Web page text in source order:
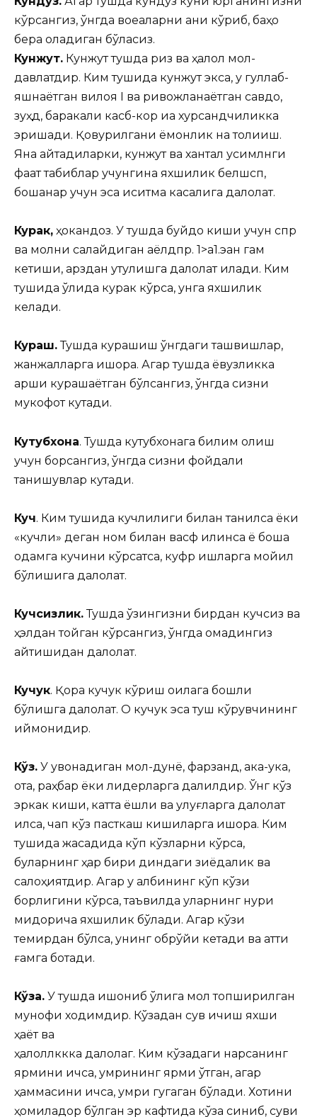
кўрсангиз, ўнгда воқеаларни аниқ кўриб, баҳо
бера оладиган бўласиз.
Кунжут. Кунжут тушда ризқ ва ҳалол мол-
давлатдир. Ким тушида кунжут экса, у гуллаб-
яшнаётган вилоя I ва ривожланаётган савдо,
зуҳд, баракали касб-кор иа хурсандчиликка
эришади. Қовурилгани ёмонлик на толиқиш.
Яна айтадиларки, кунжут ва хантал усимлнги
фақат табиблар учунгина яхшилик белшсп,
бошқанар учун эса иситма касалига далолат.
Курак, ҳокандоз. У тушда буйдоқ киши учун спр
ва молни сақлайдиган аёлдпр. 1>а1.эан гам
кетиши, қарздан қутулишга далолат қилади. Ким
тушида қўлида курак кўрса, унга яхшилик
келади.
Кураш.Тушда курашиш ўнгдаги ташвишлар,
жанжалларга ишора. Агар тушда ёвузликка
қарши курашаётган бўлсангиз, ўнгда сизни
мукофот кутади.
Кутубхона. Тушда кутубхонага билим олиш
учун борсангиз, ўнгда сизни фойдали
танишувлар кутади.
Куч. Ким тушида кучлилиги билан танилса ёки
«кучли» деган ном билан васф қилинса ё бошқа
одамга кучини кўрсатса, куфр ишларга мойил
бўлишига далолат.
Кучсизлик.Тушда ўзингизни бирдан кучсиз ва
ҳэлдан тойган кўрсангиз, ўнгда омадингиз
қайтишидан далолат.
Кучук. Қора кучук кўриш оилага бошлиқ
бўлишга далолат. Оқ кучук эса туш кўрувчининг
иймонидир.
Кўз. У қувонадиган мол-дунё, фарзанд, ака-ука,
ота, раҳбар ёки лидерларга далилдир. Ўнг кўз
эркак киши, катта ёшли ва улуғларга далолат
қилса, чап кўз пасткаш кишиларга ишора. Ким
тушида жасадида кўп кўзларни кўрса,
буларнинг ҳар бири диндаги зиёдалик ва
салоҳиятдир. Агар у қалбининг кўп кўзи
борлигини кўрса, таъвилда уларнинг нури
миқдорича яхшилик бўлади. Агар кўзи
темирдан бўлса, унинг обрўйи кетади ва қаттиқ
ғамга ботади.
Кўза. У тушда ишониб қўлига мол топширилган
мунофиқ ходимдир. Кўзадан сув ичиш яхши
ҳаёт ва
ҳалоллккка далолаг. Ким кўзадаги нарсанинг
ярмини ичса, умрининг ярми ўтган, агар
ҳаммасини ичса, умри гугаган бўлади. Хотини
ҳомиладор бўлган эр кафтида кўза синиб, суви